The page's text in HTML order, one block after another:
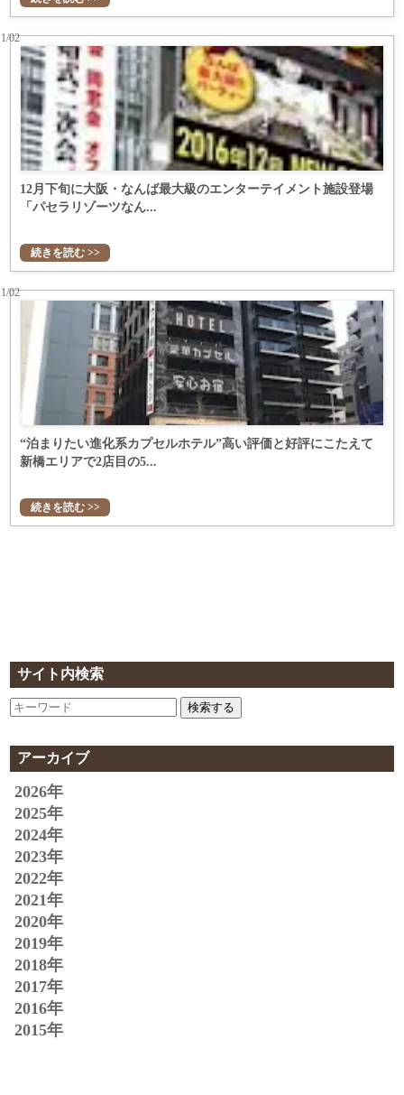
サイト内検索
検索する
アーカイブ
2026年
2025年
2024年
2023年
2022年
2021年
2020年
2019年
2018年
2017年
2016年
2015年
12月下旬に大阪・なんば最大級のエンターテイメント施設登場
「パセラリゾーツなん...
02
続きを読む >>
“泊まりたい進化系カプセルホテル”高い評価と好評にこたえて
新橋エリアで2店目の5...
02
続きを読む >>